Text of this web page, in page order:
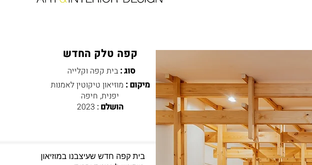
קפה טלק החדש
סוג : בית קפה וקלייה
מיקום : מוזיאון טיקוטין לאמנות
יפנית, חיפה
הושלם :
2023
בית קפה חדש שעיצבנו במוזיאון